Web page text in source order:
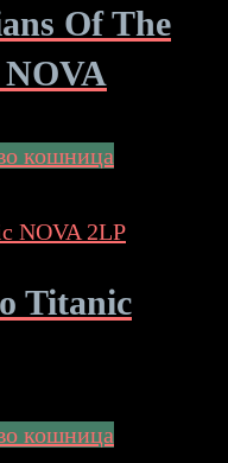
Of The
кошница
Titanic
кошница